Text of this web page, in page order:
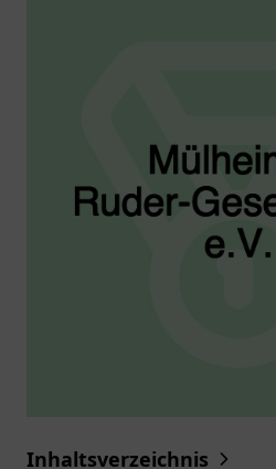
Inhaltsverzeichnis